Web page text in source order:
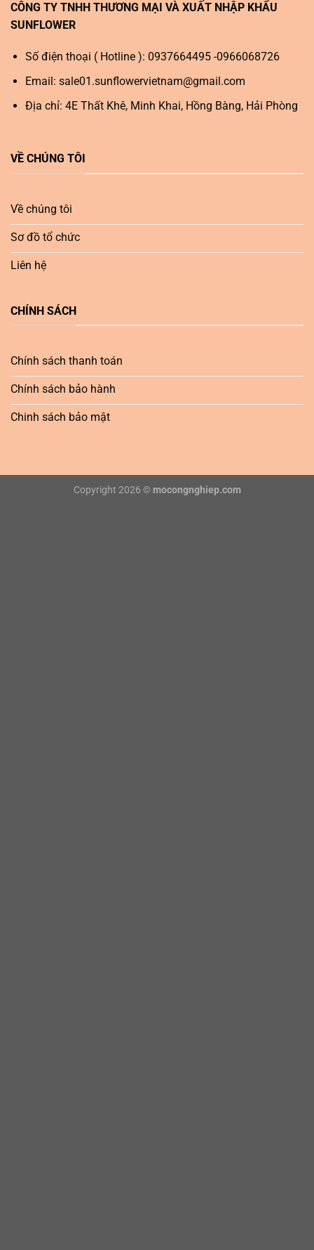
CÔNG TY TNHH THƯƠNG MẠI VÀ XUẤT NHẬP KHẨU
SUNFLOWER
Số điện thoại ( Hotline ): 0937664495 -0966068726
Email: sale01.sunflowervietnam@gmail.com
Địa chỉ: 4E Thất Khê, Minh Khai, Hồng Bàng, Hải Phòng
VỀ CHÚNG TÔI
Về chúng tôi
Sơ đồ tổ chức
Liên hệ
CHÍNH SÁCH
Chính sách thanh toán
Chính sách bảo hành
Chinh sách bảo mật
Copyright 2026 © mocongnghiep.com